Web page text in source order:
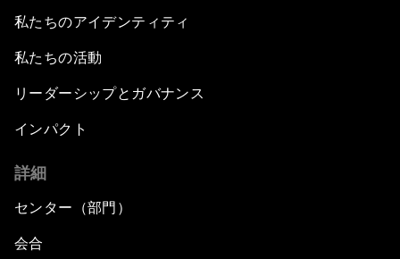
私たちのアイデンティティ
私たちの活動
リーダーシップとガバナンス
インパクト
詳細
センター（部門）
会合